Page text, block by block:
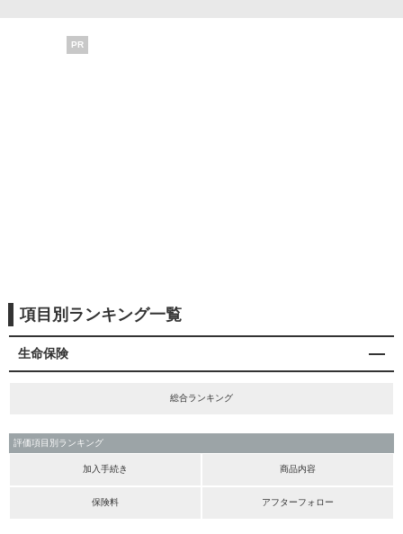
PR
項目別ランキング一覧
生命保険
総合ランキング
評価項目別ランキング
加入手続き 商品内容
保険料 アフターフォロー